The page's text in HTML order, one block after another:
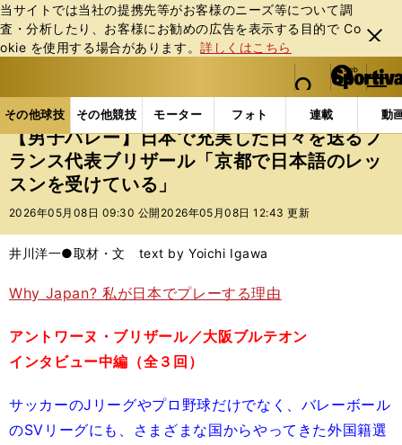
当サイトでは当社の提携先等がお客様のニーズ等について調
査・分析したり、お客様にお勧めの広告を表⽰する⽬的で Co
okie を使⽤する場合があります。詳しくはこちら
閉じ
る
web Sportiva (webスポルティーバ)
検索
マイペ
ー
ジ
メニュ
その他球技 その他競技 モーター フォト 連載 動
ス
ポ
ル
テ
ー
バ
その他球技の記事一覧 バレー 【男子バレー】日本
【男子バレー】日本で充実した日々を送るフ
ランス代表ブリザール「京都で日本語のレッ
スンを受けている」
2026年05月08日 09:30 公開 2026年05月08日 12:43 更新
井川洋一●取材・文 text by Yoichi Igawa
Why Japan? 私が日本でプレーする理由
アントワーヌ・ブリザール／大阪ブルテオン
インタビュー中編（全３回）
サッカーのJリーグやプロ野球だけでなく、バレーボール
のSVリーグにも、さまざまな国からやってきた外国籍選